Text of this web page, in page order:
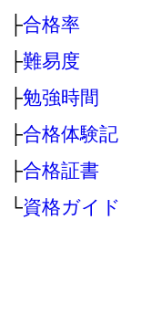
├合格率
├難易度
├勉強時間
├合格体験記
├合格証書
└資格ガイド